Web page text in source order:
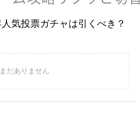
気投票ガチャは引くべき？